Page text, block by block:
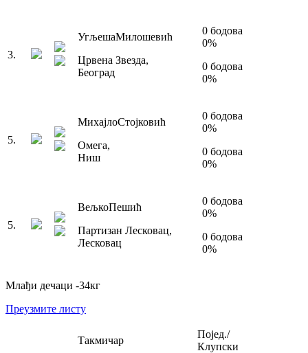
3.
УгљешаМилошевић
Црвена Звезда,
Београд
0 бодова
0%
0 бодова
0%
5.
МихајлоСтојковић
Омега,
Ниш
0 бодова
0%
0 бодова
0%
5.
ВељкоПешић
Партизан Лесковац,
Лесковац
0 бодова
0%
0 бодова
0%
Млађи дечаци -34кг
Преузмите листу
Такмичар
Појед./
Клупски